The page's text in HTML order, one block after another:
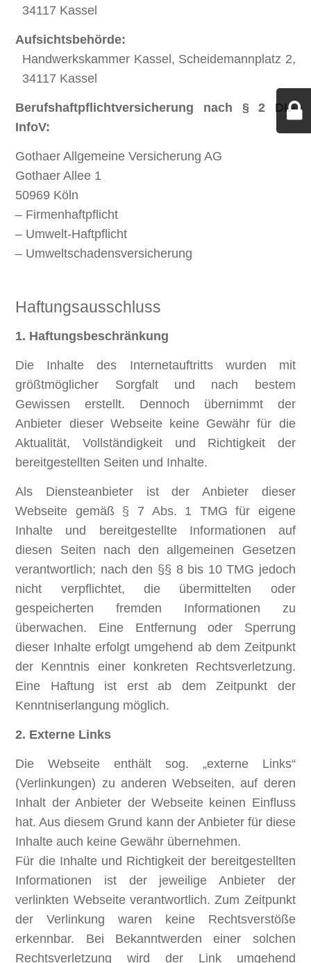
34117 Kassel
Aufsichtsbehörde:
Handwerkskammer Kassel, Scheidemannplatz 2,
34117 Kassel
Berufshaftpflichtversicherung nach § 2 DL-
InfoV:
Gothaer Allgemeine Versicherung AG
Gothaer Allee 1
50969 Köln
– Firmenhaftpflicht
– Umwelt-Haftpflicht
– Umweltschadensversicherung
Haftungsausschluss
1. Haftungsbeschränkung
Die Inhalte des Internetauftritts wurden mit
größtmöglicher Sorgfalt und nach bestem
Gewissen erstellt. Dennoch übernimmt der
Anbieter dieser Webseite keine Gewähr für die
Aktualität, Vollständigkeit und Richtigkeit der
bereitgestellten Seiten und Inhalte.
Als Diensteanbieter ist der Anbieter dieser
Webseite gemäß § 7 Abs. 1 TMG für eigene
Inhalte und bereitgestellte Informationen auf
diesen Seiten nach den allgemeinen Gesetzen
verantwortlich; nach den §§ 8 bis 10 TMG jedoch
nicht verpflichtet, die übermittelten oder
gespeicherten fremden Informationen zu
überwachen. Eine Entfernung oder Sperrung
dieser Inhalte erfolgt umgehend ab dem Zeitpunkt
der Kenntnis einer konkreten Rechtsverletzung.
Eine Haftung ist erst ab dem Zeitpunkt der
Kenntniserlangung möglich.
2. Externe Links
Die Webseite enthält sog. „externe Links“
(Verlinkungen) zu anderen Webseiten, auf deren
Inhalt der Anbieter der Webseite keinen Einfluss
hat. Aus diesem Grund kann der Anbieter für diese
Inhalte auch keine Gewähr übernehmen.
Für die Inhalte und Richtigkeit der bereitgestellten
Informationen ist der jeweilige Anbieter der
verlinkten Webseite verantwortlich. Zum Zeitpunkt
der Verlinkung waren keine Rechtsverstöße
erkennbar. Bei Bekanntwerden einer solchen
Rechtsverletzung wird der Link umgehend